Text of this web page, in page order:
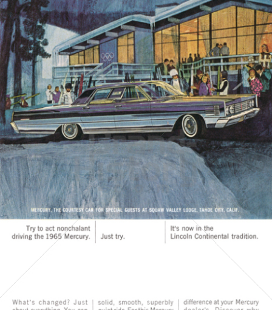
MERCURY FORD MOTOR COMPANY 1964